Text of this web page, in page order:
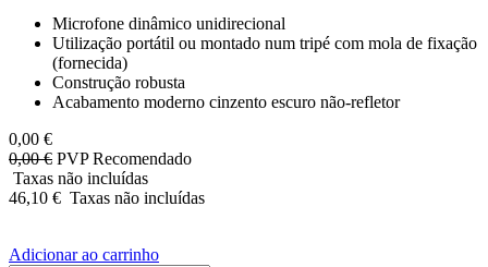
Microfone dinâmico unidirecional
Utilização portátil ou montado num tripé com mola de fixação
(fornecida)
Construção robusta
Acabamento moderno cinzento escuro não-refletor
0,00 €
0,00€ PVP Recomendado
Taxas não incluídas
46,10 € Taxas não incluídas
Adicionar ao carrinho